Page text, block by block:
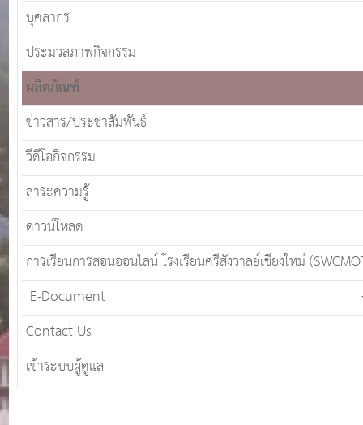
บุคลากร
ประมวลภาพกิจกรรม
ผลิตภัณฑ์
ข่าวสาร/ประชาสัมพันธ์
วีดีโอกิจกรรม
สาระความรู้
ดาวน์โหลด
การเรียนการสอนออนไลน์ โรงเรียนศรีสังวาลย์เชียงใหม่
E-Document
Contact Us
เข้าระบบผู้ดูแล